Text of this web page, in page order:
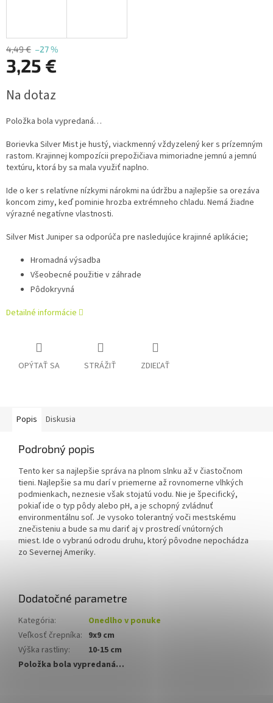
4,49 € –27 %
3,25 €
cena:
Na dotaz
Položka bola vypredaná…
Borievka Silver Mist je hustý, viackmenný vždyzelený ker s prízemným
rastom. Krajinnej kompozícii prepožičiava mimoriadne jemnú a jemnú
textúru, ktorá by sa mala využiť naplno.
Ide o ker s relatívne nízkymi nárokmi na údržbu a najlepšie sa orezáva
koncom zimy, keď pominie hrozba extrémneho chladu. Nemá žiadne
výrazné negatívne vlastnosti.
Silver Mist Juniper sa odporúča pre nasledujúce krajinné aplikácie;
Hromadná výsadba
Všeobecné použitie v záhrade
Pôdokryvná
Detailné informácie
OPÝTAŤ SA STRÁŽIŤ ZDIEĽAŤ
Popis Diskusia
Podrobný popis
Tento ker sa najlepšie správa na plnom slnku až v čiastočnom
tieni. Najlepšie sa mu darí v priemerne až rovnomerne vlhkých
podmienkach, neznesie však stojatú vodu. Nie je špecifický,
pokiaľ ide o typ pôdy alebo pH, a je schopný zvládnuť
environmentálnu soľ. Je vysoko tolerantný voči mestskému
znečisteniu a bude sa mu dariť aj v prostredí vnútorných
miest. Ide o vybranú odrodu druhu, ktorý pôvodne nepochádza
zo Severnej Ameriky.
Dodatočné parametre
Kategória:
Onedlho v ponuke
Veľkosť črepníka: 9x9 cm
Výška rastliny:
10-15 cm
Položka bola vypredaná…